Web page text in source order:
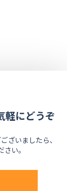
軽にどうぞ
ざいましたら、
い。